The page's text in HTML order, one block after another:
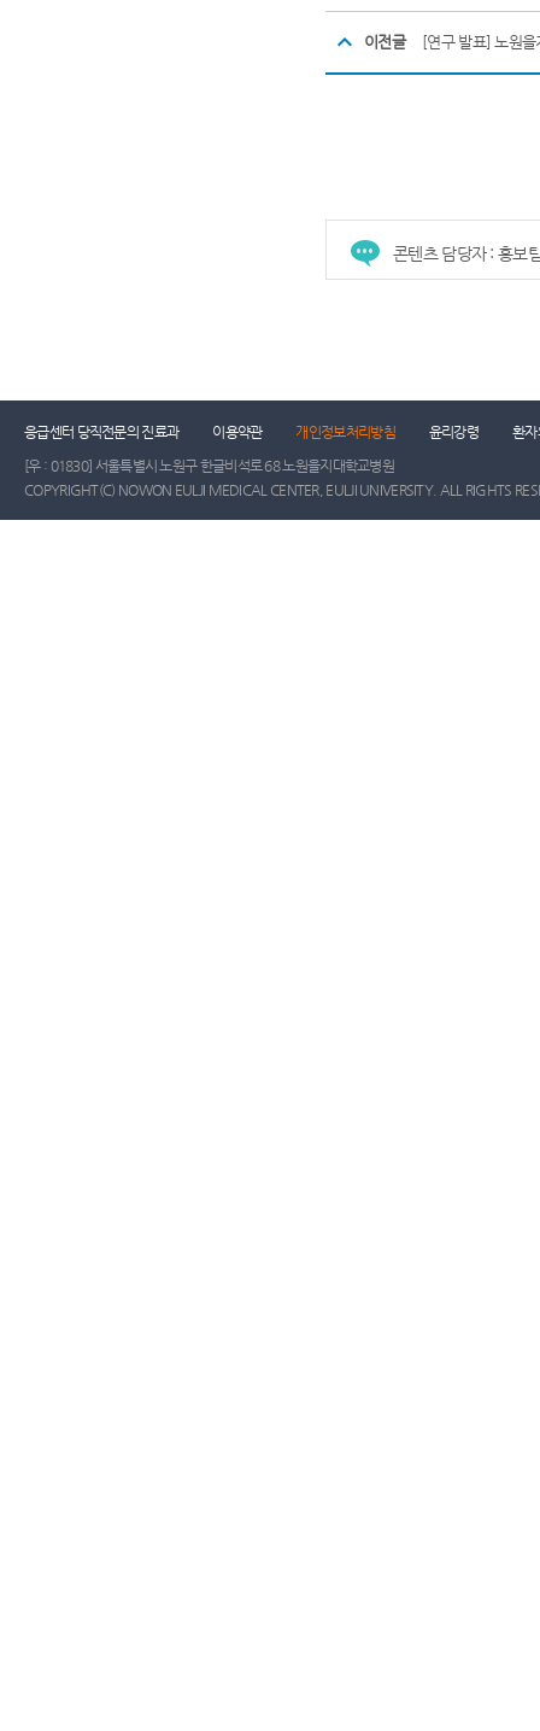
이전글
콘텐츠 담당자 : 홍보
응급센터 당직전문의 진료과 이용약관 개인정보처리방침 윤리강령
환자
[우 : 01830] 서울특별시 노원구 한글비석로 68 노원을지대학교병원
COPYRIGHT(C) NOWON EULJI MEDICAL CENTER, EULJI UNIVERSITY. ALL RIGHTS